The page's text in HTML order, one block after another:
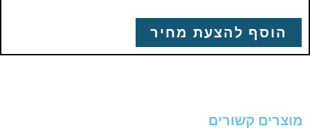
הוסף להצעת מחיר
מוצרים קשורים